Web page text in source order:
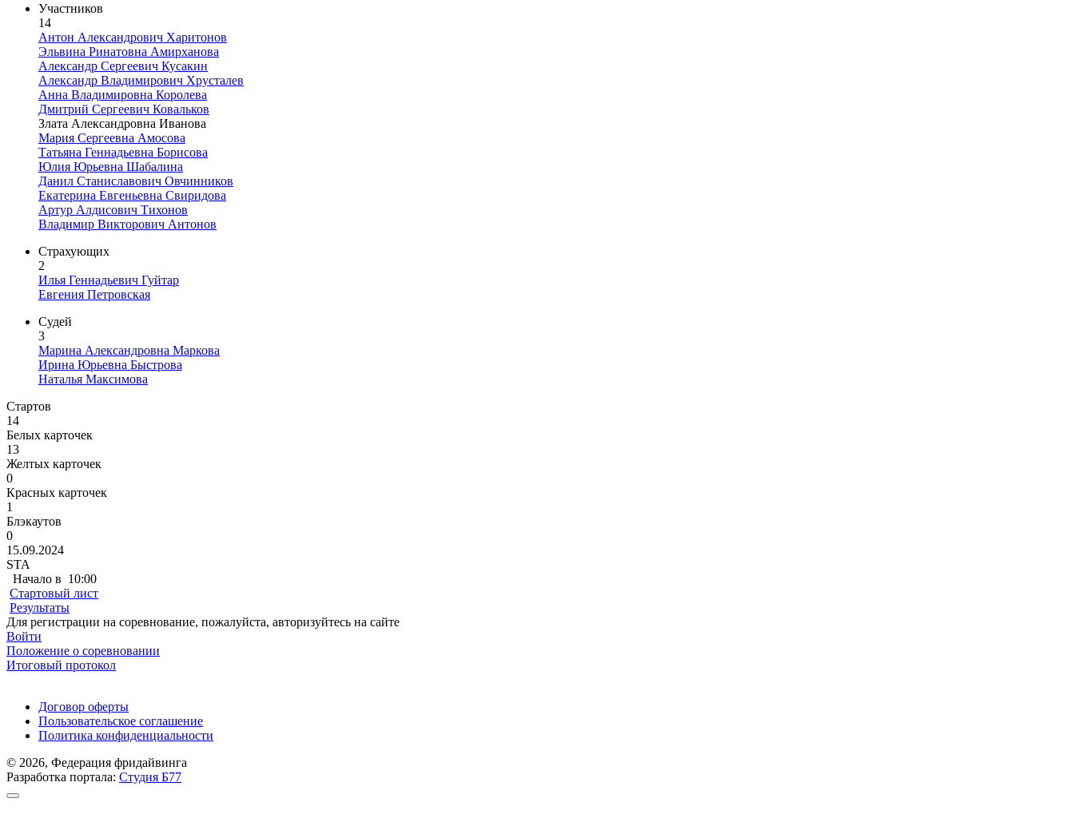
Участников
14
Антон Александрович Харитонов
Эльвина Ринатовна Амирханова
Александр Сергеевич Кусакин
Александр Владимирович Хрусталев
Анна Владимировна Королева
Дмитрий Сергеевич Ковальков
Злата Александровна Иванова
Мария Сергеевна Амосова
Татьяна Геннадьевна Борисова
Юлия Юрьевна Шабалина
Данил Станиславович Овчинников
Екатерина Евгеньевна Свиридова
Артур Алдисович Тихонов
Владимир Викторович Антонов
Страхующих
2
Илья Геннадьевич Гуйтар
Евгения Петровская
Судей
3
Марина Александровна Маркова
Ирина Юрьевна Быстрова
Наталья Максимова
Стартов
14
Белых карточек
13
Желтых карточек
0
Красных карточек
1
Блэкаутов
0
15.09.2024
STA
Начало в 10:00
Стартовый лист
Результаты
Для регистрации на соревнование, пожалуйста, авторизуйтесь на сайте
Войти
Положение о соревновании
Итоговый протокол
Договор оферты
Пользовательское соглашение
Политика конфиденциальности
© 2026, Федерация фридайвинга
Разработка портала: Студия Б77